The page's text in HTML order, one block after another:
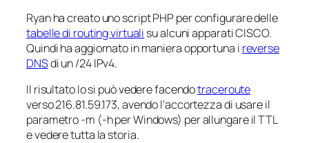
Ryan ha creato uno script PHP per configurare delle
tabelle di routing virtuali su alcuni apparati CISCO.
Quindi ha aggiornato in maniera opportuna i reverse
DNSdi un /24 IPv4.
Il risultato lo si può vedere facendotraceroute
verso 216.81.59.173, avendo l’accortezza di usare il
parametro -m (-h per Windows) per allungare il TTL
e vedere tutta la storia.